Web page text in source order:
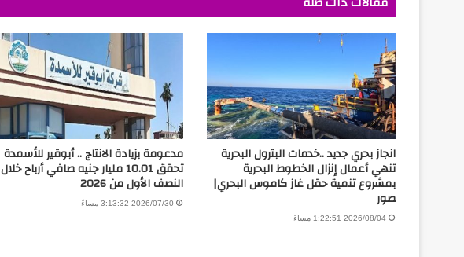
انجاز بحري جديد ..خدمات البترول البحرية
تنهي أعمال إنزال الخطوط البحرية
بمشروع تنمية حقل غاز كاموس البحري|
صور
2026/08/04 1:22:51 مساءً
مدعومة بزيادة الانتاج .. أبوقير للأسمدة
تحقق 10.01 مليار جنيه صافي أرباح خلال
النصف الأول من 2026
2026/07/30 3:13:32 مساءً